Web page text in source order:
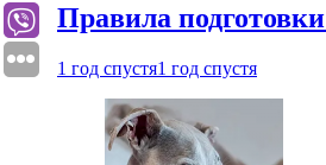
Правила
1 год спустя1 год спустя